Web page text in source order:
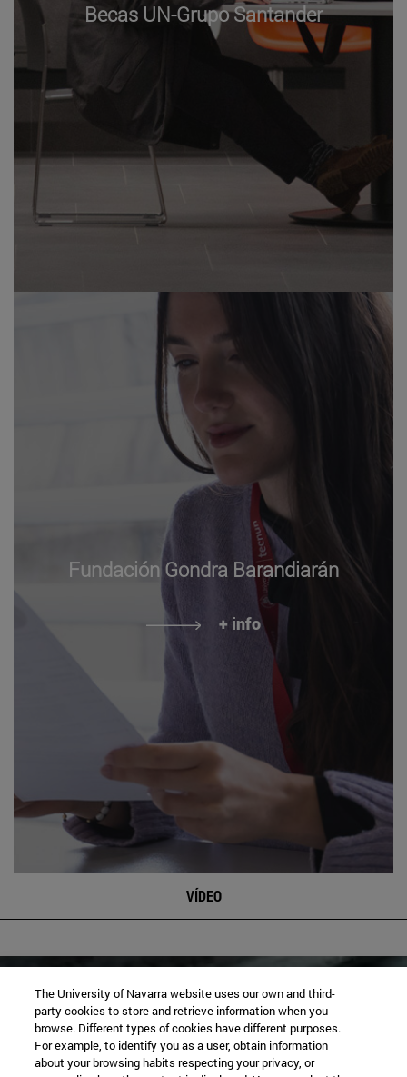
Becas UN-Grupo Santander
Fundación Gondra Barandiarán
+ info
VÍDEO
Ver vídeo
The University of Navarra website uses our own and third-
party cookies to store and retrieve information when you
browse. Different types of cookies have different purposes.
For example, to identify you as a user, obtain information
about your browsing habits respecting your privacy, or